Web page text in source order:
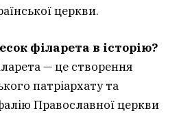
церкви.
філарета в історію?
— це створення
патріархату та
Православної церкви